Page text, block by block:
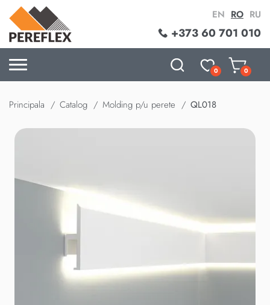
+373 60 701 010
EN RO RU
0 0
Principala Catalog Molding p/u perete QL018